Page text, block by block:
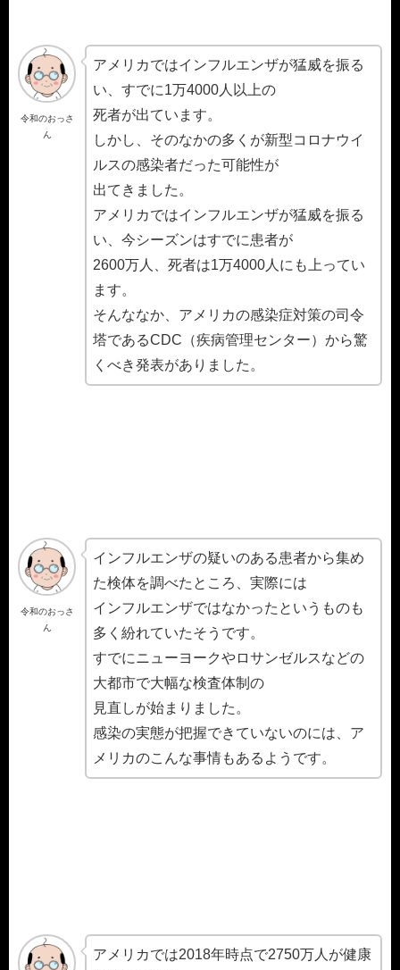
令和のおっさ
ん
アメリカではインフルエンザが猛威を振る
い、すでに1万4000人以上の
死者が出ています。
しかし、そのなかの多くが新型コロナウイ
ルスの感染者だった可能性が
出てきました。
アメリカではインフルエンザが猛威を振る
い、今シーズンはすでに患者が
2600万人、死者は1万4000人にも上ってい
ます。
そんななか、アメリカの感染症対策の司令
塔であるCDC（疾病管理センター）から驚
くべき発表がありました。
令和のおっさ
ん
インフルエンザの疑いのある患者から集め
た検体を調べたところ、実際には
インフルエンザではなかったというものも
多く紛れていたそうです。
すでにニューヨークやロサンゼルスなどの
大都市で大幅な検査体制の
見直しが始まりました。
感染の実態が把握できていないのには、ア
メリカのこんな事情もあるようです。
アメリカでは2018年時点で2750万人が健康